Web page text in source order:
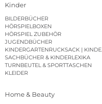
Kinder
BILDERBÜCHER
HÖRSPIELBOXEN
HÖRSPIEL ZUBEHÖR
JUGENDBÜCHER
SACHBÜCHER & KINDERLEXIKA
TURNBEUTEL & SPORTTASCHEN
KLEIDER
Home & Beauty